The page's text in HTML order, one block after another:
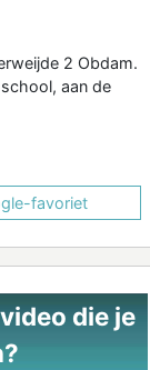
2 Obdam.
aan de
favoriet
die je